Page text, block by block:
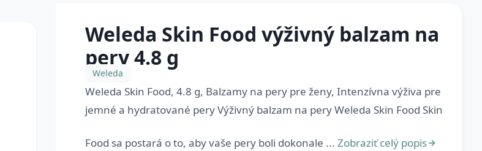
Weleda Skin Food výživný balzam na
pery 4.8 g
Weleda
Weleda Skin Food, 4.8 g, Balzamy na pery pre ženy, Intenzívna výživa pre
jemné a hydratované pery Výživný balzam na pery Weleda Skin Food Skin
Food sa postará o to, aby vaše pery boli dokonale ... Zobraziť celý popis